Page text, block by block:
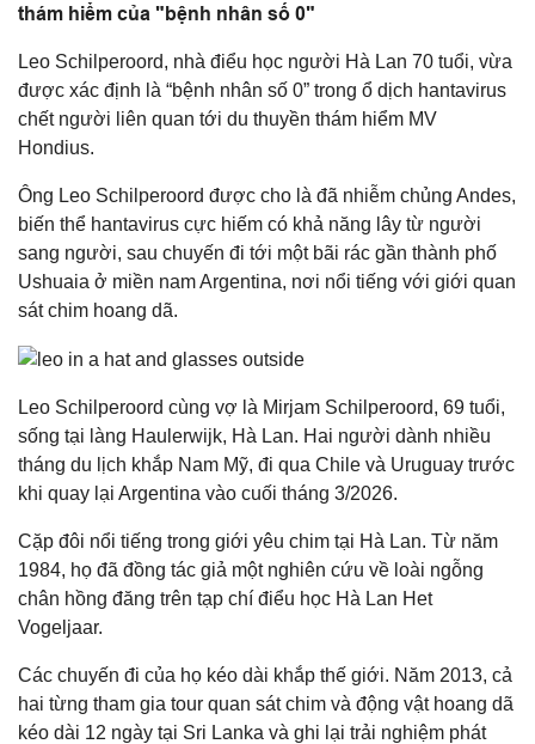
thám hiểm của "bệnh nhân số 0"
Leo Schilperoord, nhà điểu học người Hà Lan 70 tuổi, vừa
được xác định là “bệnh nhân số 0” trong ổ dịch hantavirus
chết người liên quan tới du thuyền thám hiểm MV
Hondius.
Ông Leo Schilperoord được cho là đã nhiễm chủng Andes,
biến thể hantavirus cực hiếm có khả năng lây từ người
sang người, sau chuyến đi tới một bãi rác gần thành phố
Ushuaia ở miền nam Argentina, nơi nổi tiếng với giới quan
sát chim hoang dã.
Leo Schilperoord cùng vợ là Mirjam Schilperoord, 69 tuổi,
sống tại làng Haulerwijk, Hà Lan. Hai người dành nhiều
tháng du lịch khắp Nam Mỹ, đi qua Chile và Uruguay trước
khi quay lại Argentina vào cuối tháng 3/2026.
Cặp đôi nổi tiếng trong giới yêu chim tại Hà Lan. Từ năm
1984, họ đã đồng tác giả một nghiên cứu về loài ngỗng
chân hồng đăng trên tạp chí điểu học Hà Lan Het
Vogeljaar.
Các chuyến đi của họ kéo dài khắp thế giới. Năm 2013, cả
hai từng tham gia tour quan sát chim và động vật hoang dã
kéo dài 12 ngày tại Sri Lanka và ghi lại trải nghiệm phát